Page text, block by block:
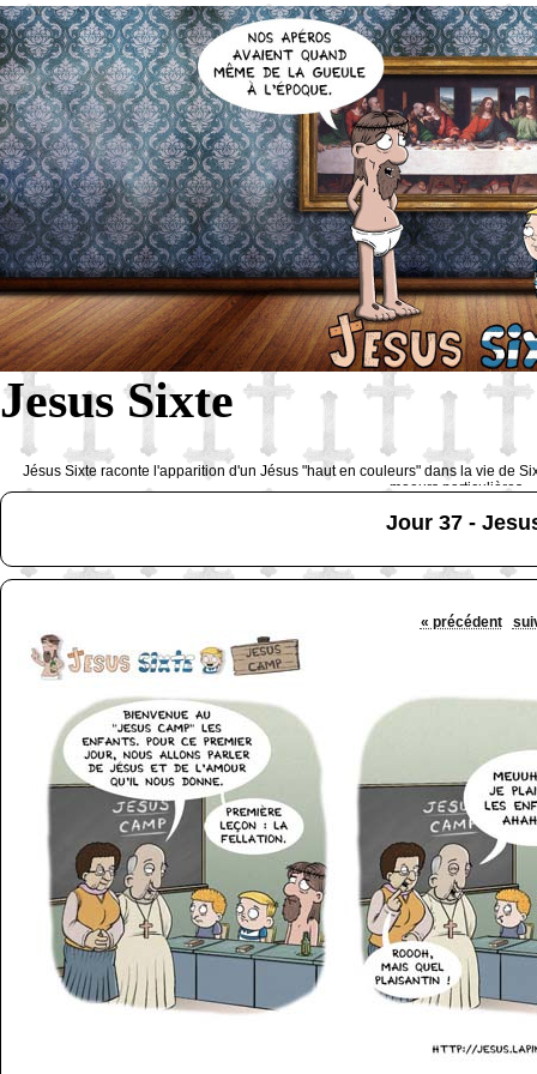
Jesus Sixte
Jésus Sixte raconte l'apparition d'un Jésus "haut en couleurs" dans la vie de
moeurs particulières
http://www.lefabz.com/
Jour 37 -
« précédent